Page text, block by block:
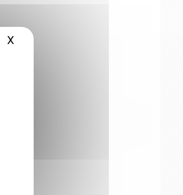
X Masquer le bandeau des cookies